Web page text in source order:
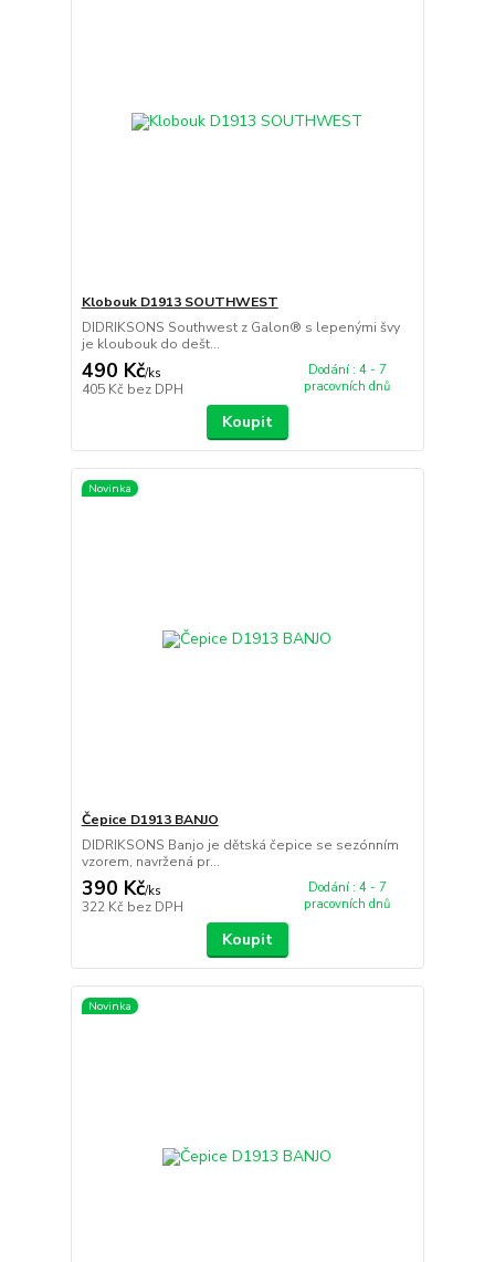
Klobouk D1913 SOUTHWEST
DIDRIKSONS Southwest z Galon® s lepenými švy
je kloubouk do dešt...
490 Kč/ks
405 Kč bez DPH
Dodání : 4 - 7
pracovních dnů
Koupit
Novinka
Čepice D1913 BANJO
DIDRIKSONS Banjo je dětská čepice se sezónním
vzorem, navržená pr...
390 Kč/ks
322 Kč bez DPH
Dodání : 4 - 7
pracovních dnů
Koupit
Novinka